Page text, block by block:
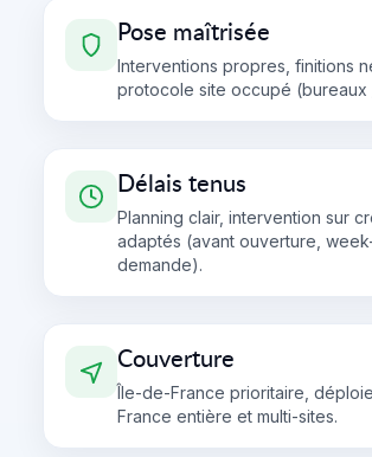
Pose maîtrisée
Interventions propres, finitions
protocole site occupé (bureaux
Délais tenus
Planning clair, intervention sur
adaptés (avant ouverture,
demande).
Couverture
Île-de-France prioritaire,
France entière et multi-sites.